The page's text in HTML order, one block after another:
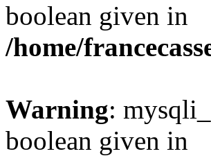
boolean given in
/home/
Warning:
boolean given in